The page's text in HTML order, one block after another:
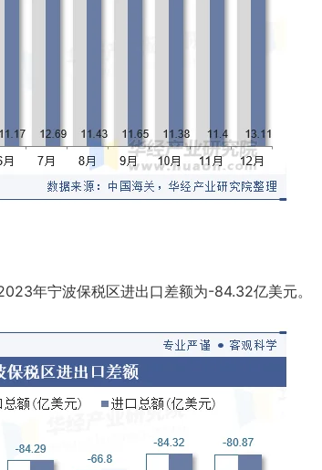
年宁波保税区进出口差额为-84.32亿美元。